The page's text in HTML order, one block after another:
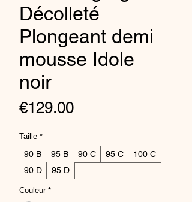
Décolleté
Plongeant demi
mousse Idole
noir
€129.00Price
Taille *
90 B 95 B 90 C 95 C
100 C
90 D
95 D
Couleur *